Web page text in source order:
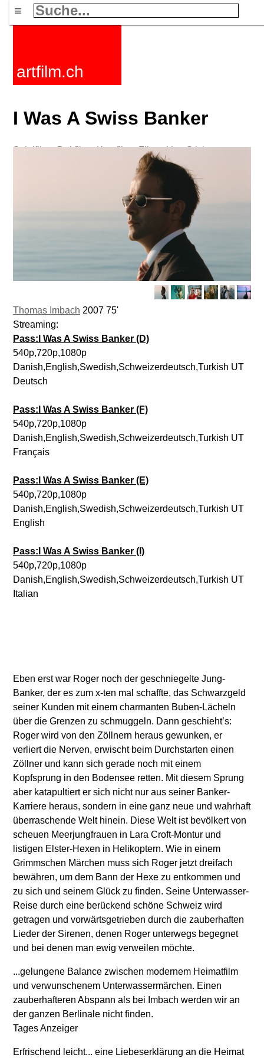
≡
artfilm.ch
I Was A Swiss Banker
Thomas Imbach 2007 75'
Streaming:
Pass:I Was A Swiss Banker (D)
540p,720p,1080p
Danish,English,Swedish,Schweizerdeutsch,Turkish UT
Deutsch
Pass:I Was A Swiss Banker (F)
540p,720p,1080p
Danish,English,Swedish,Schweizerdeutsch,Turkish UT
Français
Pass:I Was A Swiss Banker (E)
540p,720p,1080p
Danish,English,Swedish,Schweizerdeutsch,Turkish UT
English
Pass:I Was A Swiss Banker (I)
540p,720p,1080p
Danish,English,Swedish,Schweizerdeutsch,Turkish UT
Italian
Eben erst war Roger noch der geschniegelte Jung-
Banker, der es zum x-ten mal schaffte, das Schwarzgeld
seiner Kunden mit einem charmanten Buben-Lächeln
über die Grenzen zu schmuggeln. Dann geschieht’s:
Roger wird von den Zöllnern heraus gewunken, er
verliert die Nerven, erwischt beim Durchstarten einen
Zöllner und kann sich gerade noch mit einem
Kopfsprung in den Bodensee retten. Mit diesem Sprung
aber katapultiert er sich nicht nur aus seiner Banker-
Karriere heraus, sondern in eine ganz neue und wahrhaft
überraschende Welt hinein. Diese Welt ist bevölkert von
scheuen Meerjungfrauen in Lara Croft-Montur und
listigen Elster-Hexen in Helikoptern. Wie in einem
Grimmschen Märchen muss sich Roger jetzt dreifach
bewähren, um dem Bann der Hexe zu entkommen und
zu sich und seinem Glück zu finden. Seine Unterwasser-
Reise durch eine berückend schöne Schweiz wird
getragen und vorwärtsgetrieben durch die zauberhaften
Lieder der Sirenen, denen Roger unterwegs begegnet
und bei denen man ewig verweilen möchte.
...gelungene Balance zwischen modernem Heimatfilm
und verwunschenem Unterwassermärchen. Einen
zauberhafteren Abspann als bei Imbach werden wir an
der ganzen Berlinale nicht finden.
Tages Anzeiger
Erfrischend leicht... eine Liebeserklärung an die Heimat
Spielfilme Dokfilme Kurzfilme Filmzyklen Stichworte
Kontakt Maillist